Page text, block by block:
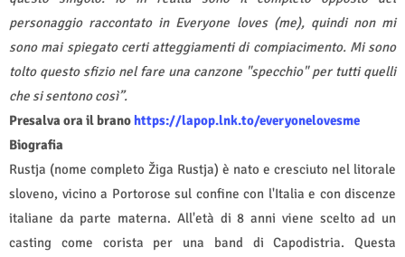
personaggio raccontato in Everyone loves (me), quindi non mi
sono mai spiegato certi atteggiamenti di compiacimento. Mi sono
tolto questo sfizio nel fare una canzone "specchio" per tutti quelli
che si sentono così”.
Presalva ora il brano https://lapop.lnk.to/everyonelovesme
Biografia
Rustja (nome completo Žiga Rustja) è nato e cresciuto nel litorale
sloveno, vicino a Portorose sul confine con l'Italia e con discenze
italiane da parte materna. All'età di 8 anni viene scelto ad un
casting come corista per una band di Capodistria. Questa